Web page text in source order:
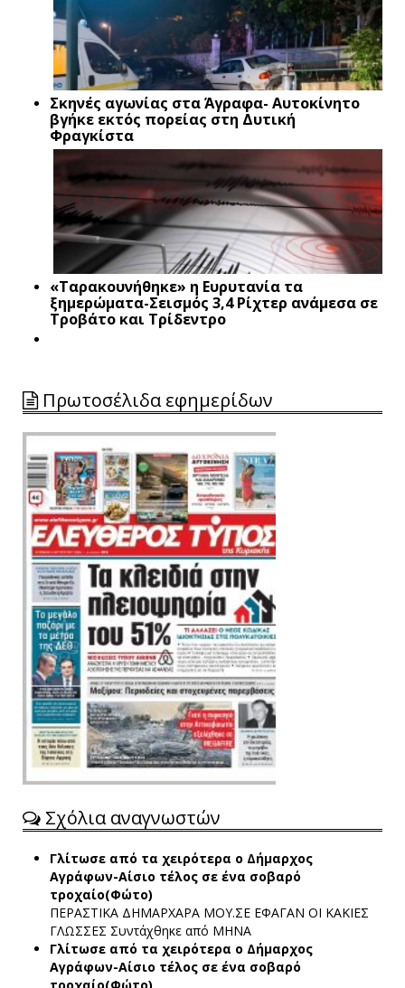
Σκηνές αγωνίας στα Άγραφα- Αυτοκίνητο
βγήκε εκτός πορείας στη Δυτική
Φραγκίστα
«Ταρακουνήθηκε» η Ευρυτανία τα
ξημερώματα-Σεισμός 3,4 Ρίχτερ ανάμεσα σε
Τροβάτο και Τρίδεντρο
Πρωτοσέλιδα εφημερίδων
Σχόλια αναγνωστών
Γλίτωσε από τα χειρότερα ο Δήμαρχος
Αγράφων-Αίσιο τέλος σε ένα σοβαρό
τροχαίο(Φώτο)
ΠΕΡΑΣΤΙΚΑ ΔΗΜΑΡΧΑΡΑ ΜΟΥ.ΣΕ ΕΦΑΓΑΝ ΟΙ ΚΑΚΙΕΣ
ΓΛΩΣΣΕΣ Συντάχθηκε από ΜΗΝΑ
Γλίτωσε από τα χειρότερα ο Δήμαρχος
Αγράφων-Αίσιο τέλος σε ένα σοβαρό